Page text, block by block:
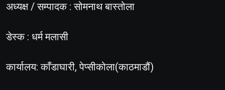
अध्यक्ष / सम्पादक : सोमनाथ बास्तोला
डेस्क : धर्म मलासी
कार्यालय: काँडाघारी, पेप्सीकोला(काठमाडौं)